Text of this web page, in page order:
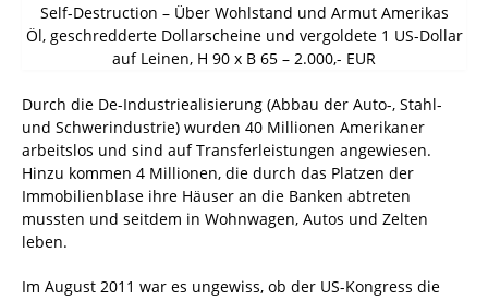
Self-Destruction – Über Wohlstand und Armut Amerikas
Öl, geschredderte Dollarscheine und vergoldete 1 US-Dollar
auf Leinen, H 90 x B 65 – 2.000,- EUR
Durch die De-Industriealisierung (Abbau der Auto-, Stahl-
und Schwerindustrie) wurden 40 Millionen Amerikaner
arbeitslos und sind auf Transferleistungen angewiesen.
Hinzu kommen 4 Millionen, die durch das Platzen der
Immobilienblase ihre Häuser an die Banken abtreten
mussten und seitdem in Wohnwagen, Autos und Zelten
leben.
Im August 2011 war es ungewiss, ob der US-Kongress die